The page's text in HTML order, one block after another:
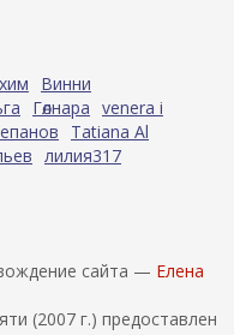
Винни
Гөлнара venera i
Tatiana Al
лилия317
сайта — Елена
(2007 г.) предоставлен